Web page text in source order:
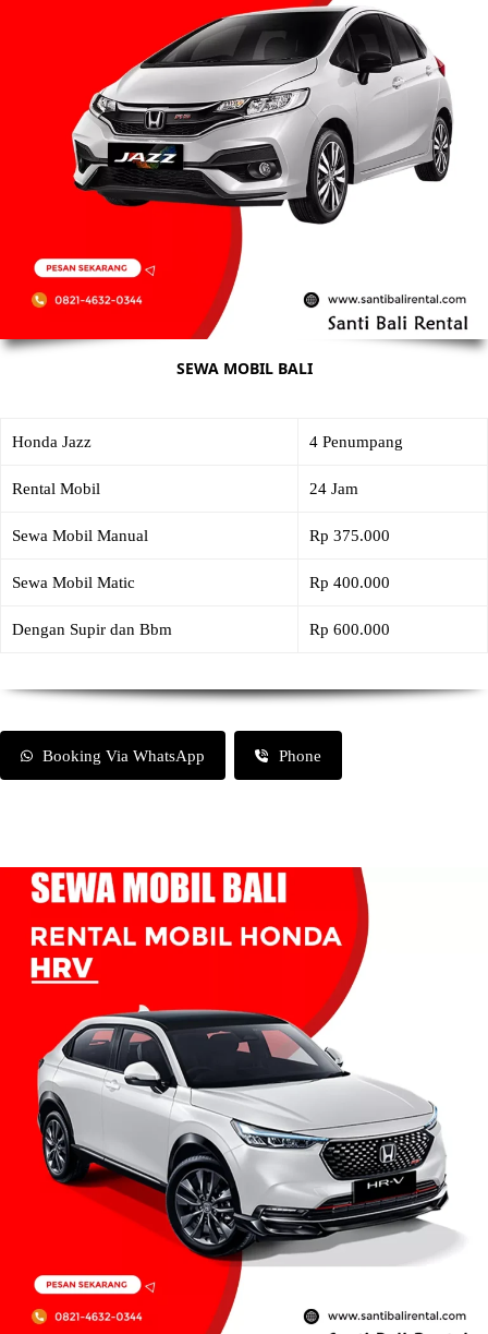
SEWA MOBIL BALI
Honda Jazz 4 Penumpang
Rental Mobil 24 Jam
Sewa Mobil Manual Rp 375.000
Sewa Mobil Matic Rp 400.000
Dengan Supir dan Bbm Rp 600.000
Booking Via WhatsApp Phone